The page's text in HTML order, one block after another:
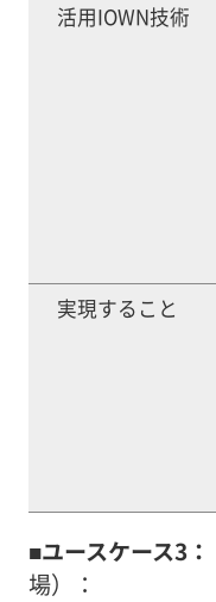
活用IOWN技術
実現すること
■ユースケース3：
場）：